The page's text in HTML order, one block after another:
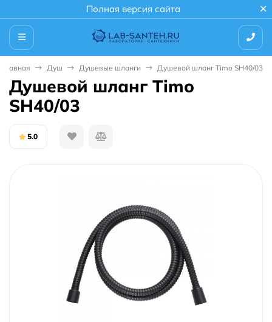
Полная версия сайта
Главная Душ Душевые шланги Душевой шланг Timo SH40/03
Душевой шланг Timo
SH40/03
5.0